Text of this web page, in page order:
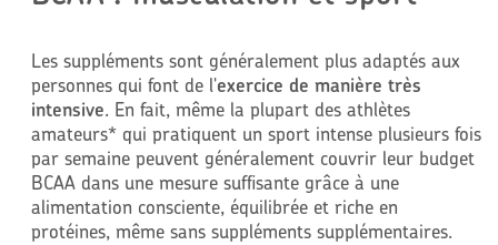
Les suppléments sont généralement plus adaptés aux
personnes qui font de l'exercice de manière très
intensive. En fait, même la plupart des athlètes
amateurs* qui pratiquent un sport intense plusieurs fois
par semaine peuvent généralement couvrir leur budget
BCAA dans une mesure suffisante grâce à une
alimentation consciente, équilibrée et riche en
protéines, même sans suppléments supplémentaires.